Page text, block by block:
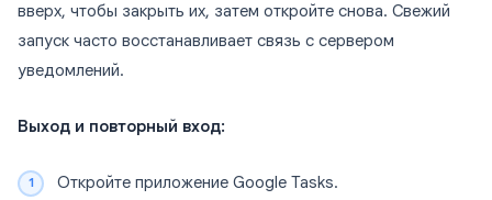
вверх, чтобы закрыть их, затем откройте снова. Свежий
запуск часто восстанавливает связь с сервером
уведомлений.
Выход и повторный вход:
Откройте приложение Google Tasks.